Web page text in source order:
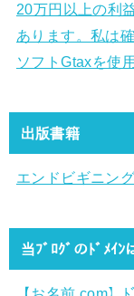
20万円以上の利
あります。私は
ソフトGtaxを使
出版書籍
エンドビギニン
当ﾌﾞﾛｸﾞのﾄﾞﾒｲ